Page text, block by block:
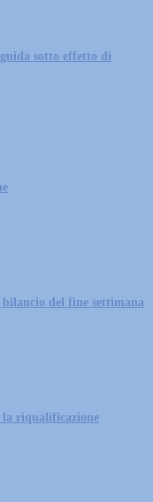
sotto effetto di
del fine settimana
la riqualificazione